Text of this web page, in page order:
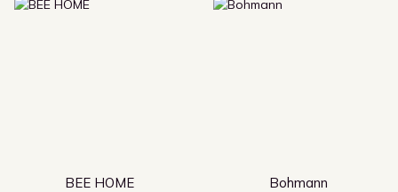
BEE HOME Bohmann